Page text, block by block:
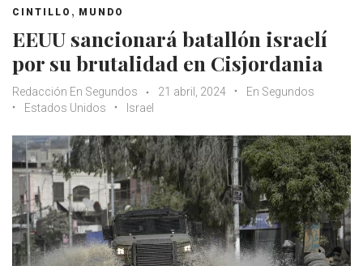
CINTILLO , MUNDO
EEUU sancionará batallón israelí
por su brutalidad en Cisjordania
Redacción En Segundos 21 abril, 2024
En Segundos
Estados Unidos
Israel